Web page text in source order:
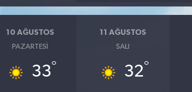
10 AĞUSTOS
PAZARTESI
33°
11 AĞUSTOS
SALI
32°